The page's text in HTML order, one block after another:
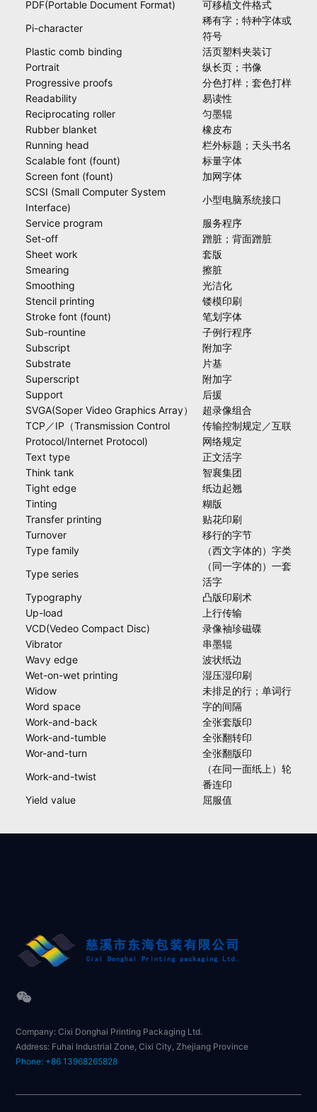
PDF(Portable Document Format)
可移植文件格式
Pi-character
稀有字；特种字体或
符号
Plastic comb binding
活页塑料夹装订
Portrait
纵长页；书像
Progressive proofs
分色打样；套色打样
Readability
易读性
Reciprocating roller
匀墨辊
Rubber blanket
橡皮布
Running head
栏外标题；天头书名
Scalable font (fount)
标量字体
Screen font (fount)
加网字体
SCSI (Small Computer System
Interface)
小型电脑系统接口
Service program
服务程序
Set-off
蹭脏；背面蹭脏
Sheet work
套版
Smearing
擦脏
Smoothing
光洁化
Stencil printing
镂模印刷
Stroke font (fount)
笔划字体
Sub-rountine
子例行程序
Subscript
附加字
Substrate
片基
Superscript
附加字
Support
后援
SVGA(Soper Video Graphics Array）
超录像组合
TCP／IP（Transmission Control
Protocol/Internet Protocol)
传输控制规定／互联
网络规定
Text type
正文活字
Think tank
智襄集团
Tight edge
纸边起翘
Tinting
糊版
Transfer printing
贴花印刷
Turnover
移行的字节
Type family
（西文字体的）字类
Type series
（同一字体的）一套
活字
Typography
凸版印刷术
Up-load
上行传输
VCD(Vedeo Compact Disc)
录像袖珍磁碟
Vibrator
串墨辊
Wavy edge
波状纸边
Wet-on-wet printing
湿压湿印刷
Widow
未排足的行；单词行
Word space
字的间隔
Work-and-back
全张套版印
Work-and-tumble
全张翻转印
Wor-and-turn
全张翻版印
Work-and-twist
（在同一面纸上）轮
番连印
Yield value
屈服值
Company: Cixi Donghai Printing Packaging Ltd.
Address: Fuhai Industrial Zone, Cixi City, Zhejiang Province
Phone: +86 13968265828